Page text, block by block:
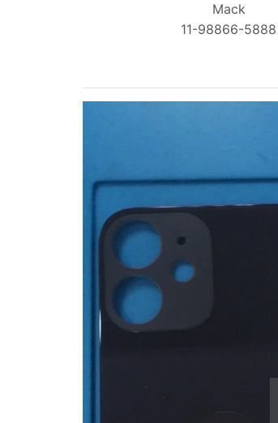
Mack
11-98866-5888